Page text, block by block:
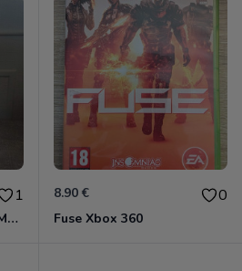
1
Son Goku BWFC Super Master Stars
8.90 € 0
Fuse Xbox 360